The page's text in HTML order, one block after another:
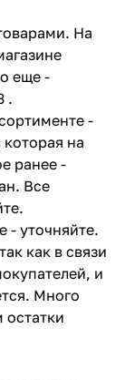
На
еще -
.
-
на
ранее -
Все
- уточняйте.
как в связи
и
Много
остатки